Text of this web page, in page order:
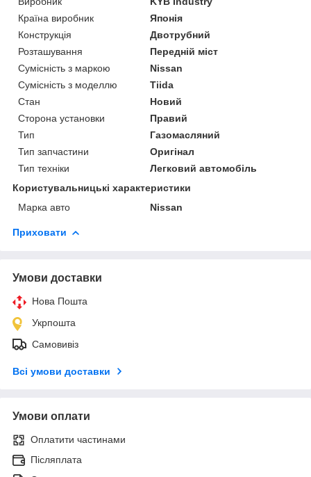
Країна виробник
Японія
Конструкція
Двотрубний
Розташування
Передній міст
Сумісність з маркою
Nissan
Сумісність з моделлю
Tiida
Стан
Новий
Сторона установки
Правий
Тип
Газомасляний
Тип запчастини
Оригінал
Тип техніки
Легковий автомобіль
Користувальницькі характеристики
Марка авто
Nissan
Приховати
Умови доставки
Нова Пошта
Укрпошта
Самовивіз
Всі умови доставки
Умови оплати
Оплатити частинами
Післяплата